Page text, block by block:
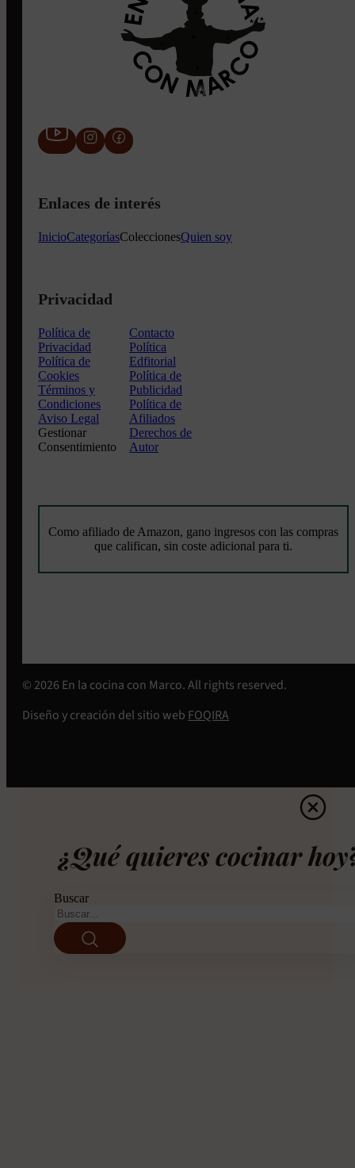
Enlaces de interés
InicioCategoríasColeccionesQuien soy
Privacidad
Política de
Privacidad
Política de
Cookies
Términos y
Condiciones
Aviso Legal
Gestionar
Consentimiento
Contacto
Política
Edfitorial
Política de
Publicidad
Política de
Afiliados
Derechos de
Autor
Como afiliado de Amazon, gano ingresos con las compras
que califican, sin coste adicional para ti.
© 2026 En la cocina con Marco. All rights reserved.
Diseño y creación del sitio web FOQIRA
¿Qué quieres cocinar
Buscar